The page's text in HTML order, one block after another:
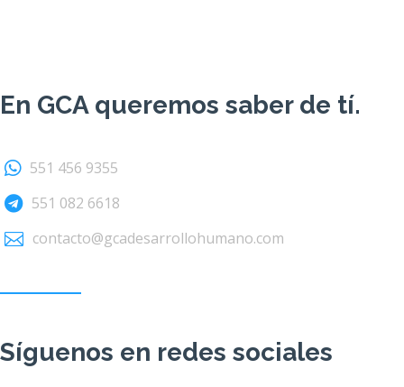
En GCAqueremos saber de tí.
 551 456 9355
 551 082 6618
 contacto@gcadesarrollohumano.com
Síguenos en redes sociales